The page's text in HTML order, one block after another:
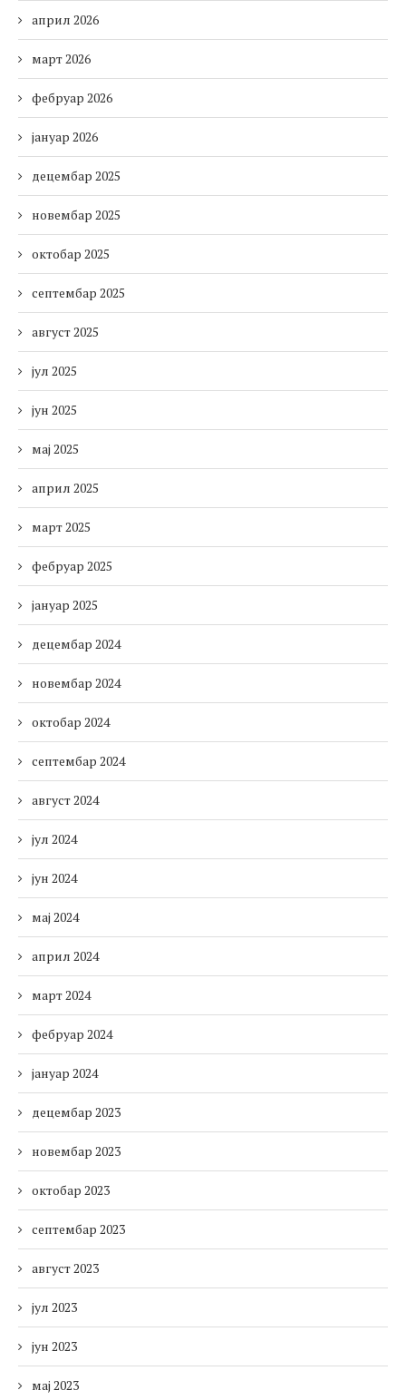
април 2026
март 2026
фебруар 2026
јануар 2026
децембар 2025
новембар 2025
октобар 2025
септембар 2025
август 2025
јул 2025
јун 2025
мај 2025
април 2025
март 2025
фебруар 2025
јануар 2025
децембар 2024
новембар 2024
октобар 2024
септембар 2024
август 2024
јул 2024
јун 2024
мај 2024
април 2024
март 2024
фебруар 2024
јануар 2024
децембар 2023
новембар 2023
октобар 2023
септембар 2023
август 2023
јул 2023
јун 2023
мај 2023